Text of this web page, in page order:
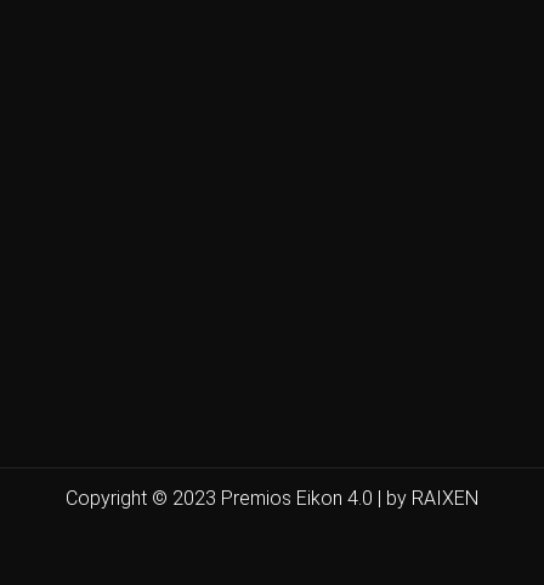
Copyright © 2023 Premios Eikon 4.0 | by RAIXEN